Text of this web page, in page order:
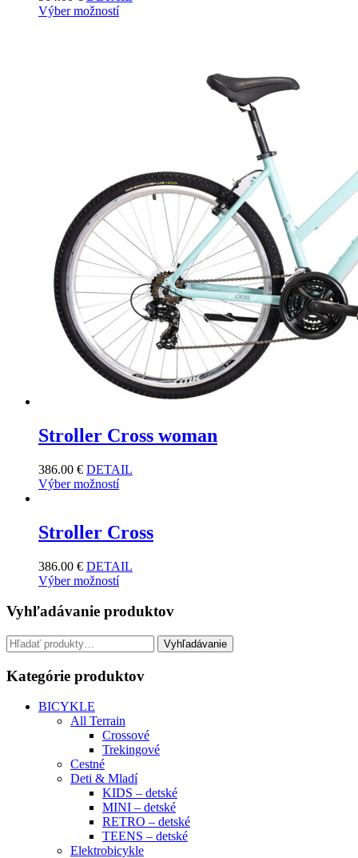
Výber možností
Stroller Cross woman
386.00 € DETAIL
Výber možností
Stroller Cross
386.00 € DETAIL
Výber možností
Vyhľadávanie produktov
Hľadať: Vyhľadávanie
Kategórie produktov
BICYKLE
All Terrain
Crossové
Trekingové
Cestné
Deti & Mladí
KIDS – detské
MINI – detské
RETRO – detské
TEENS – detské
Elektrobicykle